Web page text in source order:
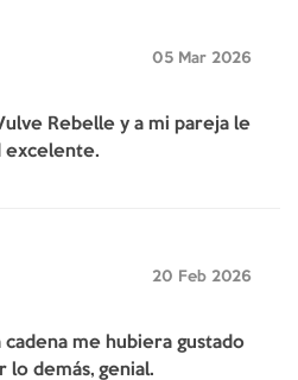
05 Mar 2026
Rebelle y a mi pareja le
excelente.
20 Feb 2026
cadena me hubiera gustado
lo demás, genial.